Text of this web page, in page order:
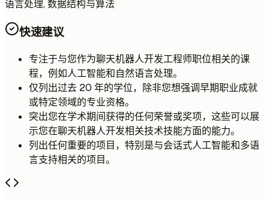
语言处理, 数据结构与算法
快速建议
专注于与您作为聊天机器人开发工程师职位相关的课
程，例如人工智能和自然语言处理。
仅列出过去 20 年的学位，除非您想强调早期职业成就
或特定领域的专业资格。
突出您在学术期间获得的任何荣誉或奖项，这些可以展
示您在聊天机器人开发相关技术技能方面的能力。
列出任何重要的项目，特别是与会话式人工智能和多语
言支持相关的项目。